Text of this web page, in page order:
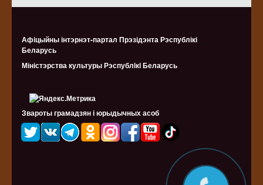
Афіцыйны інтэрнэт-партал Прэзідэнта Рэспублікі
Беларусь
Міністэрства культуры Рэспублiкi Беларусь
Звароты грамадзян і юрыдычных асоб